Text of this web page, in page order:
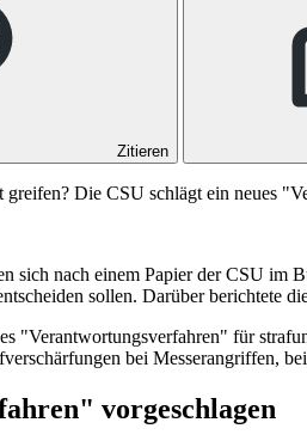
Zitieren
greifen? Die CSU schlägt ein neues
sich nach einem Papier der CSU im
sollen. Darüber berichtete
"Verantwortungsverfahren" für
bei Messerangriffen,
vorgeschlagen